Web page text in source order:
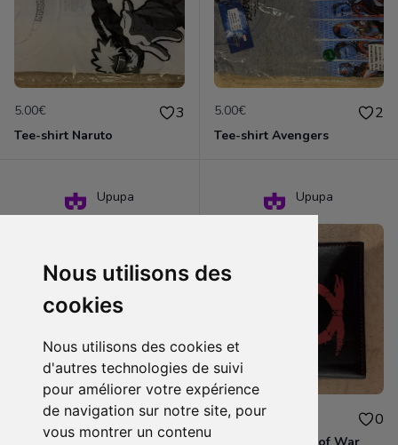
Nous utilisons des
cookies
Nous utilisons des cookies et
d'autres technologies de suivi
pour améliorer votre expérience
de navigation sur notre site, pour
vous montrer un contenu
5.00€ 3
Tee-shirt Naruto
5.00€ 2
Tee-shirt Avengers
Upupa
5.00€ 0
Protège sac Rambo
Upupa
8.00€ 0
Portefeuille God of War